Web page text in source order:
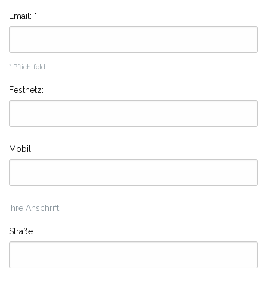
Email: *
* Pflichtfeld
Festnetz:
Mobil:
Ihre Anschrift:
Straße: